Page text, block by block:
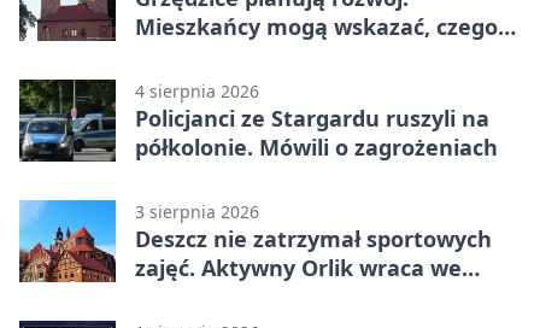
Mieszkańcy mogą wskazać, czego
4 sierpnia 2026
Policjanci ze Stargardu ruszyli na
półkolonie. Mówili o zagrożeniach
3 sierpnia 2026
Deszcz nie zatrzymał sportowych
zajęć. Aktywny Orlik wraca we